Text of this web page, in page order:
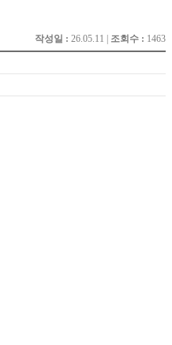
작성일 : 26.05.11 | 조회수 : 1463